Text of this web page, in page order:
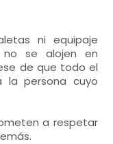
ni equipaje
no se alojen en
de que todo el
la persona cuyo
a respetar